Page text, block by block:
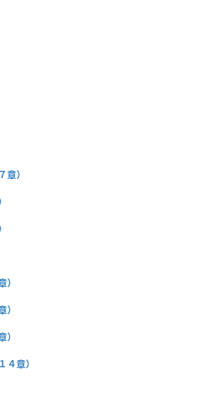
章）
４章）